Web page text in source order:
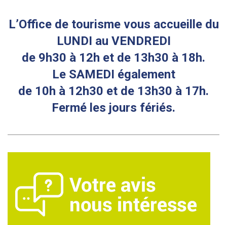
L’Office de tourisme vous accueille du
LUNDI au VENDREDI
de 9h30 à 12h et de 13h30 à 18h.
Le SAMEDI également
de 10h à 12h30 et de 13h30 à 17h.
Fermé les jours fériés.